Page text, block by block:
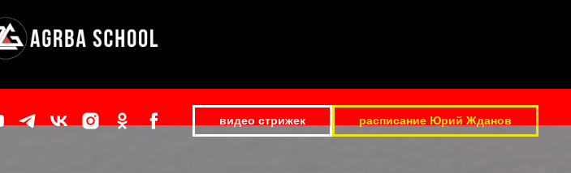
видео стрижек расписание Юрий Жданов